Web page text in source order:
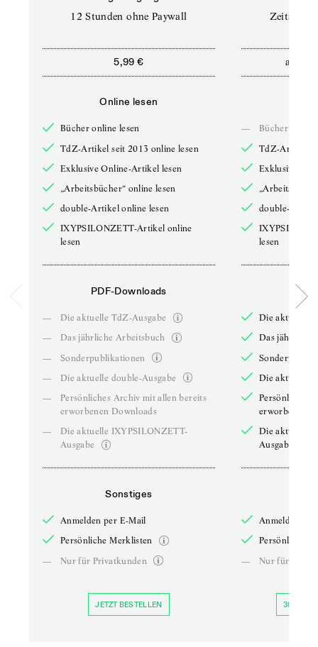
12 Stunden ohne Paywall
5,99 €
Online lesen
Bücher online lesen
TdZ-Artikel seit 2013 online lesen
Exklusive Online-Artikel lesen
„Arbeitsbücher“ online lesen
double-Artikel online lesen
IXYPSILONZETT-Artikel online
lesen
PDF-Downloads
—
Die aktuelle TdZ-Ausgabe
—
Das jährliche Arbeitsbuch
—
Sonderpublikationen
—
Die aktuelle double-Ausgabe
—
Persönliches Archiv mit allen bereits
erworbenen Downloads
—
Die aktuelle IXYPSILONZETT-
Ausgabe
Sonstiges
Anmelden per E-Mail
Persönliche Merklisten
—
Nur für Privatkunden
JETZT BESTELLEN
ab
—
Bücher online
TdZ-Artikel
Exklusive
double-
lesen
Die aktuelle
Das jährliche
Die aktuelle
Persönliches
erworbenen
Die aktuelle
Ausgabe
Anmelden
Persönliche
—
Nur für
30 TAGE